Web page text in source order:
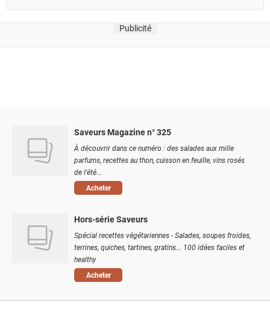
Publicité
Saveurs Magazine n° 325
À découvrir dans ce numéro : des salades aux mille
parfums, recettes au thon, cuisson en feuille, vins rosés
de l'été...
Acheter
Hors-série Saveurs
Spécial recettes végétariennes - Salades, soupes froides,
terrines, quiches, tartines, gratins... 100 idées faciles et
healthy
Acheter